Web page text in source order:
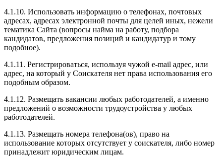
4.1.10. Использовать информацию о телефонах, почтовых
адресах, адресах электронной почты для целей иных, нежели
тематика Сайта (вопросы найма на работу, подбора
кандидатов, предложения позиций и кандидатур и тому
подобное).
4.1.11. Регистрироваться, используя чужой e-mail адрес, или
адрес, на который у Соискателя нет права использования его
подобным образом.
4.1.12. Размещать вакансии любых работодателей, а именно
предложений о возможности трудоустройства у любых
работодателей.
4.1.13. Размещать номера телефона(ов), право на
использование которых отсутствует у соискателя, либо номер
принадлежит юридическим лицам.